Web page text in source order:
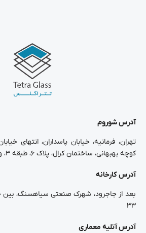
آدرس شوروم
تهران، فرمانیه، خیابان پاسداران، انتهای
کوچه بهبهانی، ساختمان کرال، پلاک ۶، طبقه ۳، واحد ۳۰۱
آدرس کارخانه
۳۳
آدرس آتلیه معماری